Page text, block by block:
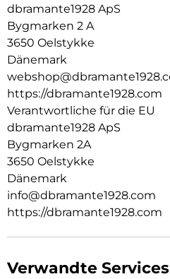
dbramante1928 ApS
Bygmarken 2 A
3650 Oelstykke
Dänemark
https://dbramante1928.com
Verantwortliche für die EU
dbramante1928 ApS
Bygmarken 2A
3650 Oelstykke
Dänemark
info@dbramante1928.com
https://dbramante1928.com
Verwandte Services